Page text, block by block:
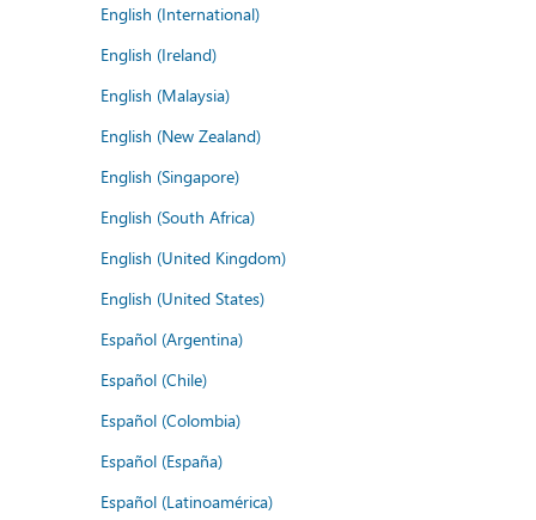
English (International)
English (Ireland)
English (Malaysia)
English (New Zealand)
English (Singapore)
English (South Africa)
English (United Kingdom)
English (United States)
Español (Argentina)
Español (Chile)
Español (Colombia)
Español (España)
Español (Latinoamérica)